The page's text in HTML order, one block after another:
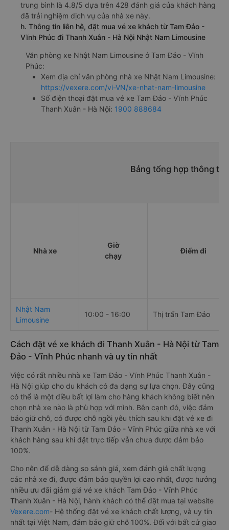
trung bình là 4.8/5 dựa trên 428 đánh giá của khách hàng
đã trải nghiệm dịch vụ của nhà xe này.
h. Thông tin liên hệ, đặt mua vé xe khách từ Tam Đảo -
Vĩnh Phúc đi Thanh Xuân - Hà Nội Nhật Nam Limousine
Văn phòng xe Nhật Nam Limousine ở Tam Đảo - Vĩnh
Phúc:
Xem địa chỉ văn phòng nhà xe Nhật Nam Limousine:
https://vexere.com/vi-VN/xe-nhat-nam-limousine
Số điện thoại đặt mua vé xe Tam Đảo - Vĩnh Phúc
Thanh Xuân - Hà Nội: 1900 888684
Bảng tổng hợp thông
Nhà xe
Giờ
chạy
Điểm đi
Nhật Nam
Limousine
10:00 - 16:00 Thị trấn Tam Đảo
Cách đặt vé xe khách đi Thanh Xuân - Hà Nội từ Tam
Đảo - Vĩnh Phúc nhanh và uy tín nhất
Việc có rất nhiều nhà xe Tam Đảo - Vĩnh Phúc Thanh Xuân -
Hà Nội giúp cho du khách có đa dạng sự lựa chọn. Đây cũng
có thể là một điều bất lợi làm cho hàng khách không biết nên
chọn nhà xe nào là phù hợp với mình. Bên cạnh đó, việc đảm
bảo giữ chỗ, có được chỗ ngồi yêu thích sau khi đặt vé xe đi
Thanh Xuân - Hà Nội từ Tam Đảo - Vĩnh Phúc giữa nhà xe với
khách hàng sau khi đặt trực tiếp vẫn chưa được đảm bảo
100%.
Cho nên để dễ dàng so sánh giá, xem đánh giá chất lượng
các nhà xe đi, được đảm bảo quyền lợi cao nhất, được hưởng
nhiều ưu đãi giảm giá vé xe khách Tam Đảo - Vĩnh Phúc
Thanh Xuân - Hà Nội, hành khách có thể đặt mua tại website
Vexere.com- Hệ thống đặt vé xe khách chất lượng, và uy tín
nhất tại Việt Nam, đảm bảo giữ chỗ 100%. Đối với bất cứ giao